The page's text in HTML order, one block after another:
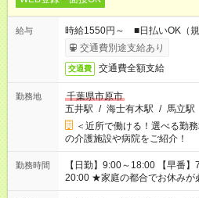
給与
時給1550円～ ■日払いOK（
交通費別途支給あり
交通費 交通費全額支給
勤務地
千葉県市原市
五井駅 / 海士有木駅 / 馬立駅
＜近所で働ける！選べる勤
の介護施設や病院をご紹介！
勤務時間
【日勤】9:00～18:00 【早番
20:00 ★家庭の都合でお休みが
さい。